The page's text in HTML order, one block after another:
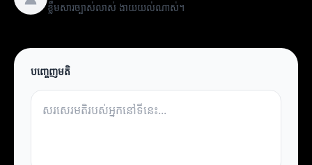
ខ្លឹមសារច្បាស់លាស់ ងាយយល់ណាស់។
បញ្ចេញមតិ